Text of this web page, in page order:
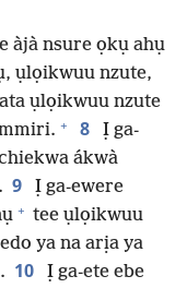
àjà nsure ọkụ ahụ
ụlọikwuu nzute,
ụlọikwuu nzute
+ 8
Ị ga-
ákwà
9
Ị ga-ewere
+ tee ụlọikwuu
ya na arịa ya
10
Ị ga-ete ebe